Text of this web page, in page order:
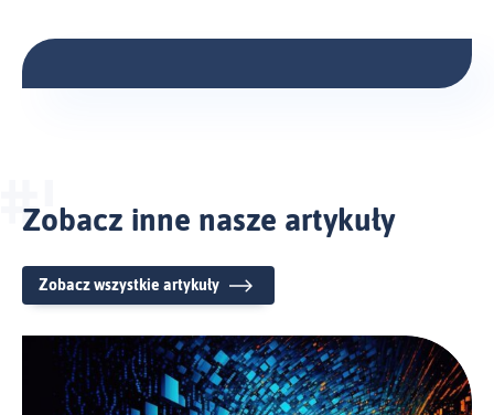
Zobacz inne nasze artykuły
Zobacz wszystkie artykuły